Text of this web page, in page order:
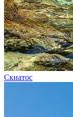
Скиатос